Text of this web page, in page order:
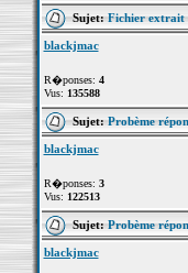
Sujet:Fichier extrait
blackjmac
R�ponses: 4
Vus: 135588
Sujet:Probème
blackjmac
R�ponses: 3
Vus: 122513
Sujet:Probème
blackjmac